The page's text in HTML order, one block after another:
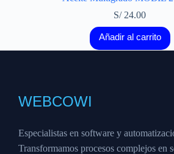
S/24.00
Añadir al carrito
WEBCOWI
Especialistas en software y
Transformamos procesos complejos en